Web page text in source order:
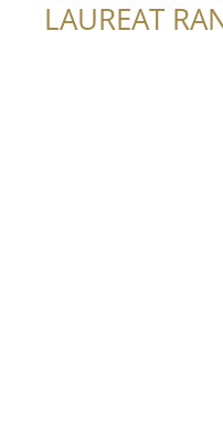
LAUREAT